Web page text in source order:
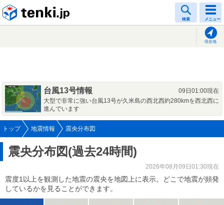
検索 メニュー
現在地
台風13号情報
09日01:00現在
大型で非常に強い台風13号が久米島の西北西約280kmを西北西に
進んでいます
トップ 地震情報 震央分布図
震央分布図(過去24時間)
2026年08月09日01:30現在
震度1以上を観測した地震の震央を地図上に表示。どこで地震が頻発
しているかを見ることができます。